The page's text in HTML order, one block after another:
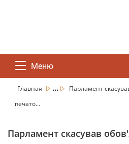
Меню
Главная ...
Парламент
печато...
Парламент скасував